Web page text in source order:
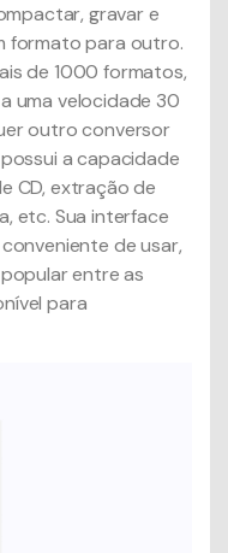
gravar e
formato para outro.
de 1000 formatos,
a uma velocidade 30
outro conversor
a capacidade
CD, extração de
etc. Sua interface
de usar,
entre as
para